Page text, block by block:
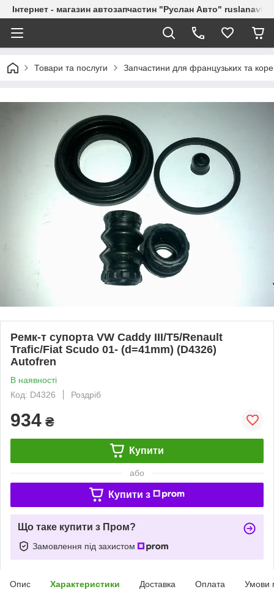
Інтернет - магазин автозапчастин "Руслан Авто"
Товари та послуги Запчастини для французьких та
Ремк-т супорта VW Caddy III/T5/Renault
Trafic/Fiat Scudo 01- (d=41mm) (D4326)
Autofren
В наявності
Код: D4326
Роздріб
934 ₴
Купити
або
Купити з
Що таке купити з Пром?
Замовлення під захистом
Опис Характеристики Доставка Оплата Умови